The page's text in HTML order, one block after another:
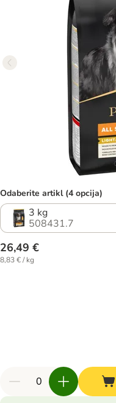
Odaberite artikl (4 opcija)
3 kg
508431.7
26,49 €
8,83 € / kg